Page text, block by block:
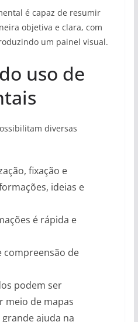
é capaz de resumir
objetiva e clara, com
um painel visual.
uso de
diversas
fixação e
ideias e
é rápida e
compreensão de
podem ser
meio de mapas
ajuda na